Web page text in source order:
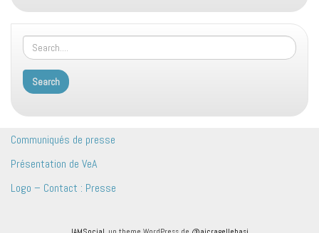
Communiqués de presse
Présentation de VeA
Logo – Contact : Presse